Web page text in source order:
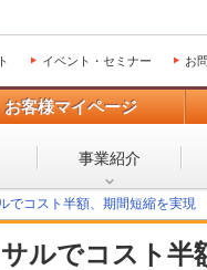
イベント・セミナー お
お客様マイページ
事業紹介
でコスト半額、期間短縮を実
ルでコスト半